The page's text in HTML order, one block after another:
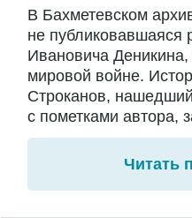
В Бахметевском
не публиковавшаяся
Ивановича
мировой войне.
Строканов,
с пометками автора,
Читать